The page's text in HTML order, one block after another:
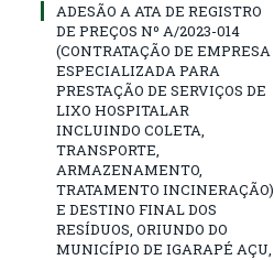
ADESÃO A ATA DE REGISTRO
DE PREÇOS Nº A/2023-014
(CONTRATAÇÃO DE EMPRESA
ESPECIALIZADA PARA
PRESTAÇÃO DE SERVIÇOS DE
LIXO HOSPITALAR
INCLUINDO COLETA,
TRANSPORTE,
ARMAZENAMENTO,
TRATAMENTO INCINERAÇÃO)
E DESTINO FINAL DOS
RESÍDUOS, ORIUNDO DO
MUNICÍPIO DE IGARAPÉ AÇU,